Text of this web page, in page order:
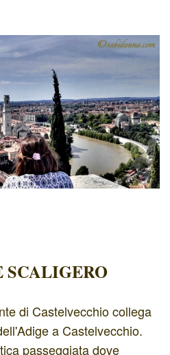
SCALIGERO
di Castelvecchio collega
a Castelvecchio.
passeggiata dove